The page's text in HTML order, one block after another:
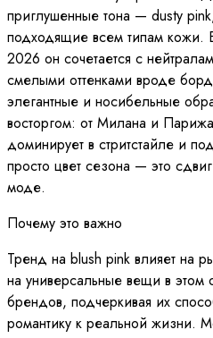
приглушенные тона — dusty
подходящие всем типам кожи.
2026 он сочетается с
смелыми оттенками вроде
элегантные и носибельные
восторгом: от Милана и
доминирует в стритстайле и
просто цвет сезона — это
моде.
Почему это важно
Тренд на blush pink влияет на
на универсальные вещи в этом
брендов, подчеркивая их
романтику к реальной жизни.